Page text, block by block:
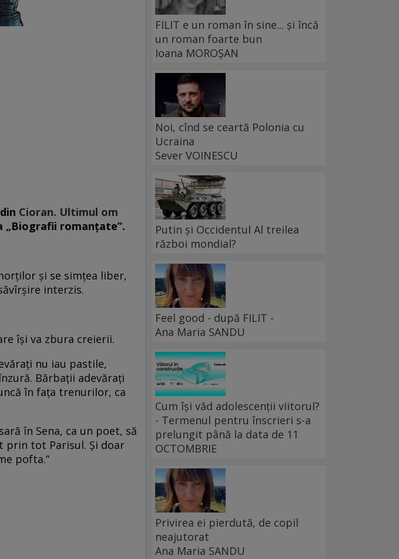
Cioran. Ultimul om
„Biografii romanțate”.
şi se simţea liber,
interzis.
îşi va zbura creierii.
nu iau pastile,
Bărbaţii adevăraţi
în faţa trenurilor, ca
în Sena, ca un poet, să
prin tot Parisul. Şi doar
pofta.”
FILIT e un roman în sine... și încă
un roman foarte bun
Ioana MOROȘAN
Noi, cînd se ceartă Polonia cu
Ucraina
Sever VOINESCU
Putin și Occidentul Al treilea
război mondial?
Feel good - după FILIT -
Ana Maria SANDU
Cum își văd adolescenții viitorul?
- Termenul pentru înscrieri s-a
prelungit până la data de 11
OCTOMBRIE
Privirea ei pierdută, de copil
neajutorat
Ana Maria SANDU